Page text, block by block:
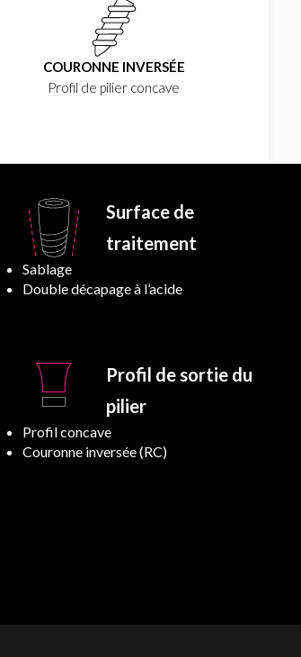
COURONNE INVERSÉE
Profil de pilier concave
Surface de
traitement
Sablage
Double décapage à l’acide
Profil de sortie du
pilier
Profil concave
Couronne inversée (RC)